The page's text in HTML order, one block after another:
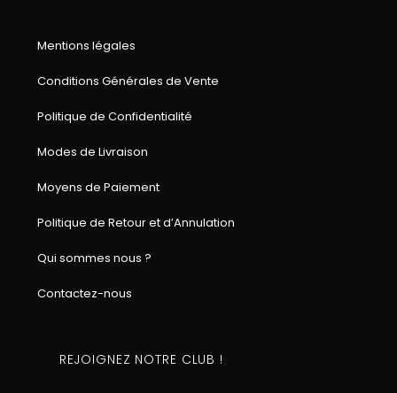
Mentions légales
Conditions Générales de Vente
Politique de Confidentialité
Modes de Livraison
Moyens de Paiement
Politique de Retour et d’Annulation
Qui sommes nous ?
Contactez-nous
REJOIGNEZ NOTRE CLUB !